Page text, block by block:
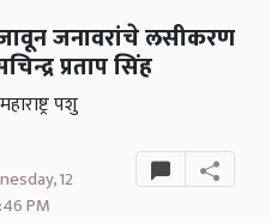
जनावरांचे लसीकरण
प्रताप सिंह
पशु
12
PM